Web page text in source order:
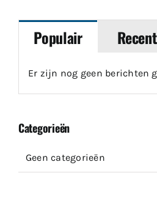
Populair Recent
Er zijn nog geen berichten
Categorieën
Geen categorieën